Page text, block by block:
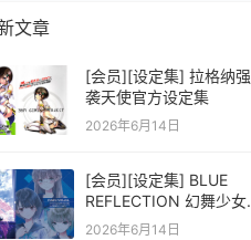
文章
[会员][设定集] 拉格纳强
袭天使官方设定集
2026年6月14日
[会员][设定集] BLUE
REFLECTION 幻舞少女
之剑公式ビジュアルコレ
2026年6月14日